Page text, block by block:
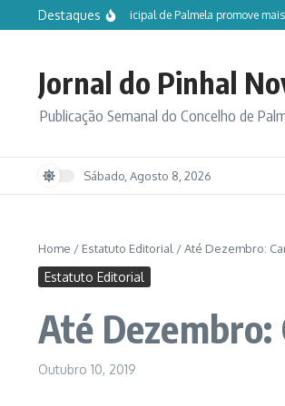
Ir para o conteúdo
Destaques
Câmara Municipal de Palmela promove mais
Jornal do Pinhal
Publicação Semanal do Concelho de
Sábado, Agosto 8, 2026
Home / Estatuto Editorial /Até Dezembro:
Estatuto Editorial
Até Dezembro:
Outubro 10, 2019